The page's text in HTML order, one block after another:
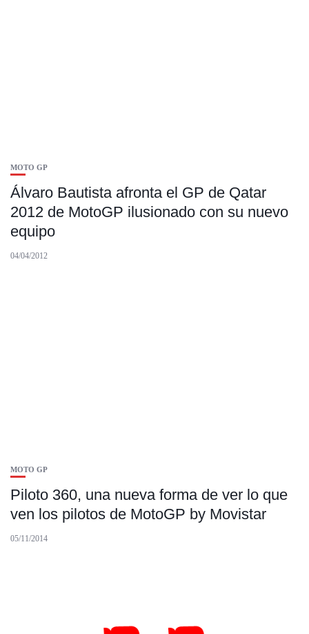
MOTO GP
Álvaro Bautista afronta el GP de Qatar
2012 de MotoGP ilusionado con su nuevo
equipo
04/04/2012
MOTO GP
Piloto 360, una nueva forma de ver lo que
ven los pilotos de MotoGP by Movistar
05/11/2014